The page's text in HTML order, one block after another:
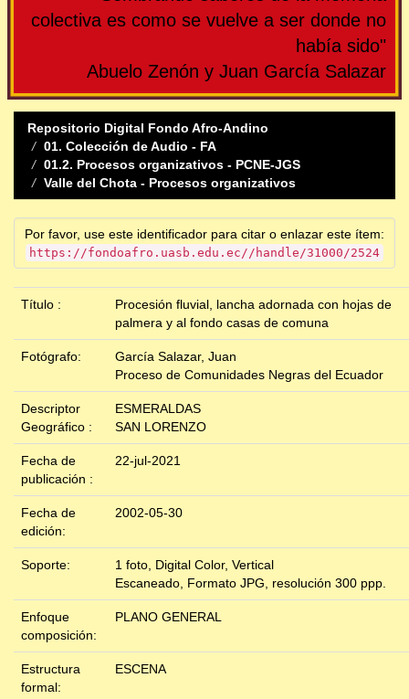
colectiva es como se vuelve a ser donde no
había sido"
Abuelo Zenón y Juan García Salazar
Repositorio Digital Fondo Afro-Andino
01. Colección de Audio - FA
01.2. Procesos organizativos - PCNE-JGS
Valle del Chota - Procesos organizativos
Por favor, use este identificador para citar o enlazar este ítem:
https://fondoafro.uasb.edu.ec//handle/31000/2524
Título :
Procesión fluvial, lancha adornada con hojas de
palmera y al fondo casas de comuna
Fotógrafo:
García Salazar, Juan
Proceso de Comunidades Negras del Ecuador
Descriptor
Geográfico :
ESMERALDAS
SAN LORENZO
Fecha de
publicación :
22-jul-2021
Fecha de
edición:
2002-05-30
Soporte:
1 foto, Digital Color, Vertical
Escaneado, Formato JPG, resolución 300 ppp.
Enfoque
composición:
PLANO GENERAL
Estructura
formal:
ESCENA